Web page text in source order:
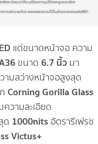
แต่ขนาดหน้าจอ ความ
ขนาด 6.7 นิ้ว มา
ามสว่างหน้าจอสูงสุด
Corning Gorilla Glass
วามละเอียด
ด 1000nitsอัตรารีเฟรช
Victus+